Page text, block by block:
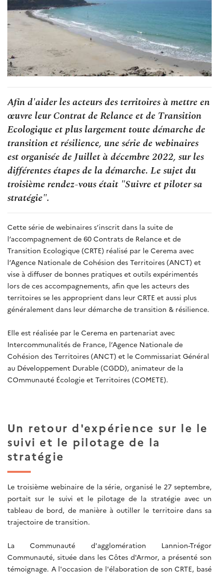
Afin d'aider les acteurs des territoires à mettre en
œuvre leur Contrat de Relance et de Transition
Ecologique et plus largement toute démarche de
transition et résilience, une série de webinaires
est organisée de Juillet à décembre 2022, sur les
différentes étapes de la démarche. Le sujet du
troisième rendez-vous était "Suivre et piloter sa
stratégie".
Cette série de webinaires s’inscrit dans la suite de
l’accompagnement de 60 Contrats de Relance et de
Transition Ecologique (CRTE) réalisé par le Cerema avec
l’Agence Nationale de Cohésion des Territoires (ANCT) et
vise à diffuser de bonnes pratiques et outils expérimentés
lors de ces accompagnements, afin que les acteurs des
territoires se les approprient dans leur CRTE et aussi plus
généralement dans leur démarche de transition & résilience.
Elle est réalisée par le Cerema en partenariat avec
Intercommunalités de France, l’Agence Nationale de
Cohésion des Territoires (ANCT) et le Commissariat Général
au Développement Durable (CGDD), animateur de la
COmmunauté Écologie et Territoires (COMETE).
Un retour d'expérience sur le le
suivi et le pilotage de la
stratégie
Le troisième webinaire de la série, organisé le 27 septembre,
portait sur le suivi et le pilotage de la stratégie avec un
tableau de bord, de manière à outiller le territoire dans sa
trajectoire de transition.
La Communauté d'agglomération Lannion-Trégor
Communauté, située dans les Côtes d'Armor, a présenté son
témoignage. A l'occasion de l'élaboration de son CRTE, basé